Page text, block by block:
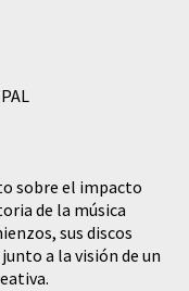
sobre el impacto
de la música
sus discos
a la visión de un